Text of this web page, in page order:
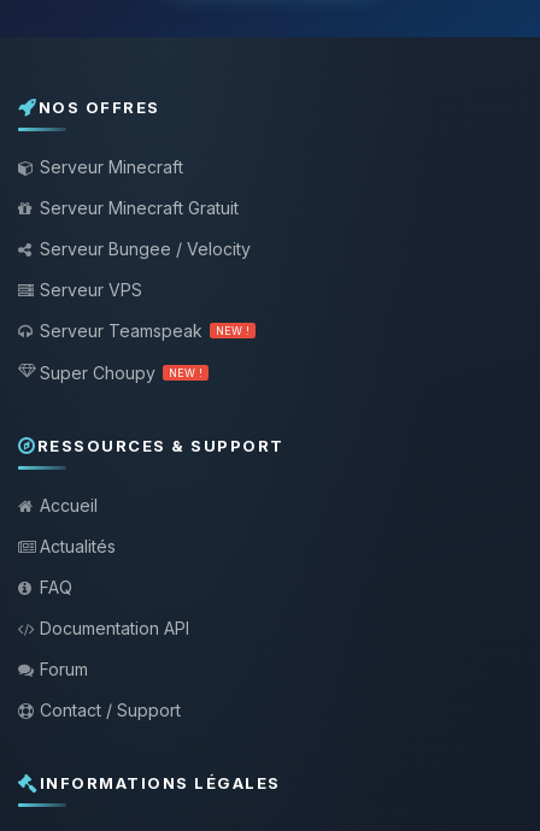
NOS OFFRES
Serveur Minecraft
Serveur Minecraft Gratuit
Serveur Bungee / Velocity
Serveur VPS
Serveur Teamspeak
NEW !
Super Choupy NEW !
RESSOURCES & SUPPORT
Accueil
Actualités
FAQ
Documentation API
Forum
Contact / Support
INFORMATIONS LÉGALES